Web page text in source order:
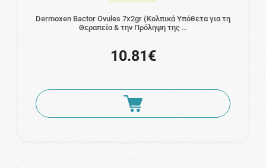
Dermoxen Bactor Ovules 7x2gr (Κολπικά Υπόθετα για τη
Θεραπεία & την Πρόληψη της …
10.81€